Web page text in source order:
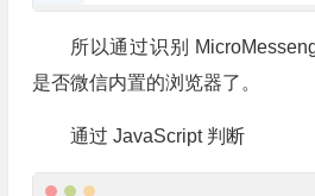
所以通过识别
是否微信内置的浏览器了。
通过 JavaScript 判断